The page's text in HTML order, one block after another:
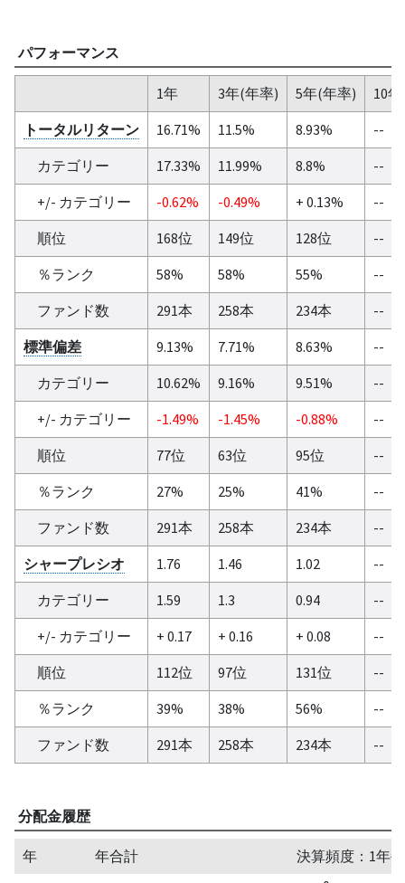
パフォーマンス
1年 3年(年率) 5年(年率)
10
トータルリターン
16.71% 11.5% 8.93%
--
カテゴリー
17.33% 11.99% 8.8%
--
+/- カテゴリー
-0.62% -0.49% + 0.13%
--
順位
168位 149位 128位
--
％ランク
58% 58% 55%
--
ファンド数
291本 258本 234本
--
標準偏差
9.13% 7.71% 8.63%
--
カテゴリー
10.62% 9.16% 9.51%
--
+/- カテゴリー
-1.49% -1.45% -0.88%
--
順位
77位 63位 95位
--
％ランク
27% 25% 41%
--
ファンド数
291本 258本 234本
--
シャープレシオ
1.76 1.46 1.02
--
カテゴリー
1.59 1.3 0.94
--
+/- カテゴリー
+ 0.17 + 0.16 + 0.08
--
順位
112位 97位 131位
--
％ランク
39% 38% 56%
--
ファンド数
291本 258本 234本 --
分配金履歴
年 年合計
決算頻度：1年